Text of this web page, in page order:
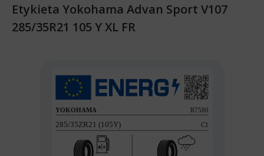
Etykieta Yokohama Advan Sport V107
285/35R21 105 Y XL FR